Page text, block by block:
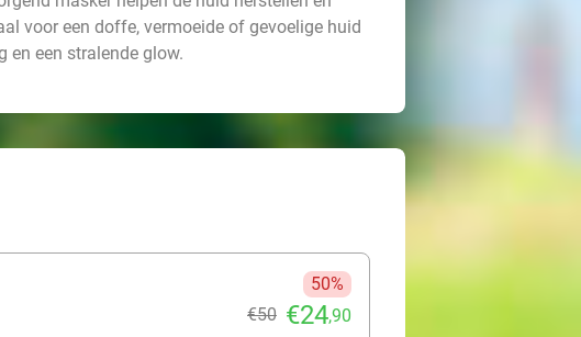
voor een doffe, vermoeide of gevoelige huid
en een stralende glow.
50%
€50 €24,90